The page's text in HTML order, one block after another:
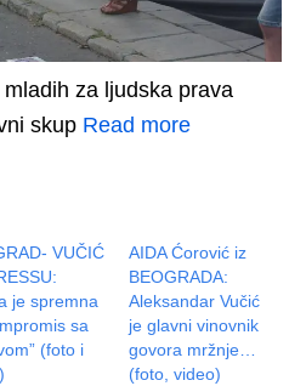
za ljudska prava
skup Read more
VUČIĆ
je spremna
sa
(foto i
AIDA Ćorović iz
BEOGRADA:
Aleksandar Vučić
je glavni vinovnik
govora mržnje…
(foto, video)